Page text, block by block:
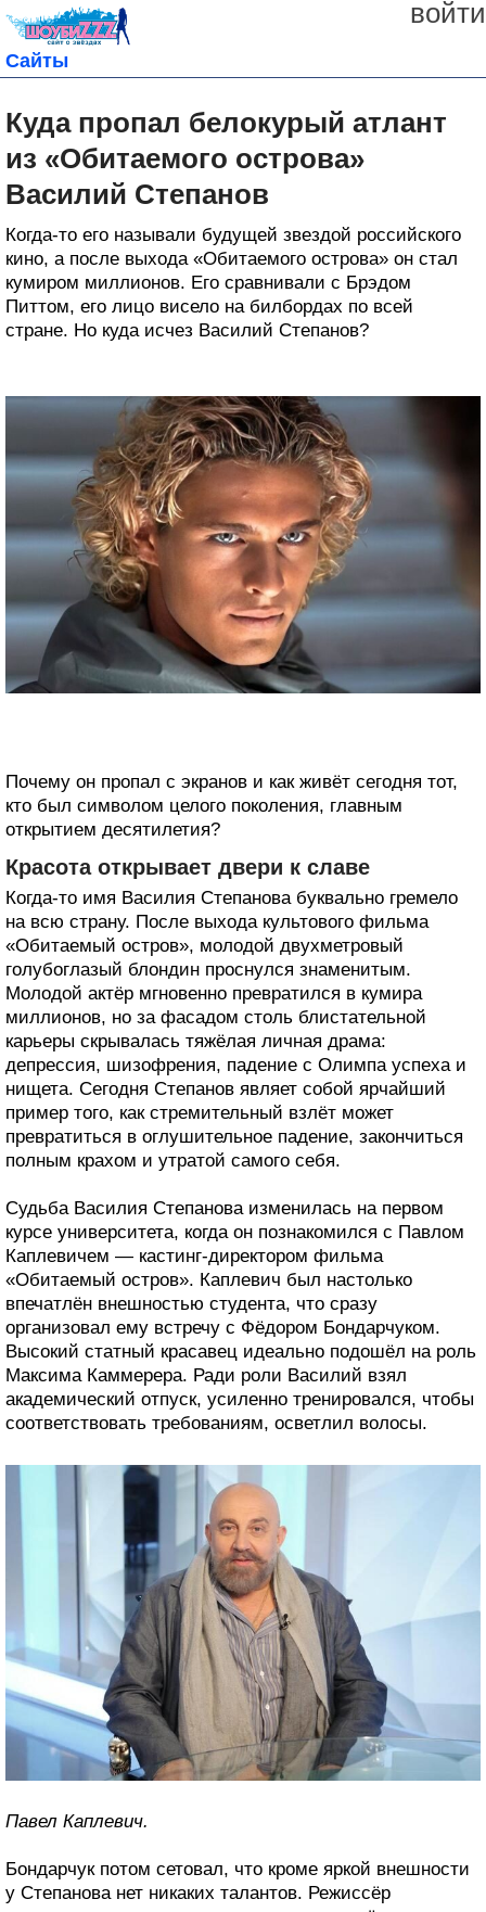
войти
Сайты
Куда пропал белокурый атлант
из «Обитаемого острова»
Василий Степанов
Когда-то его называли будущей звездой российского
кино, а после выхода «Обитаемого острова» он стал
кумиром миллионов. Его сравнивали с Брэдом
Питтом, его лицо висело на билбордах по всей
стране. Но куда исчез Василий Степанов?
Почему он пропал с экранов и как живёт сегодня тот,
кто был символом целого поколения, главным
открытием десятилетия?
Красота открывает двери к славе
Когда-то имя Василия Степанова буквально гремело
на всю страну. После выхода культового фильма
«Обитаемый остров», молодой двухметровый
голубоглазый блондин проснулся знаменитым.
Молодой актёр мгновенно превратился в кумира
миллионов, но за фасадом столь блистательной
карьеры скрывалась тяжёлая личная драма:
депрессия, шизофрения, падение с Олимпа успеха и
нищета. Сегодня Степанов являет собой ярчайший
пример того, как стремительный взлёт может
превратиться в оглушительное падение, закончиться
полным крахом и утратой самого себя.
Судьба Василия Степанова изменилась на первом
курсе университета, когда он познакомился с Павлом
Каплевичем — кастинг-директором фильма
«Обитаемый остров». Каплевич был настолько
впечатлён внешностью студента, что сразу
организовал ему встречу с Фёдором Бондарчуком.
Высокий статный красавец идеально подошёл на роль
Максима Каммерера. Ради роли Василий взял
академический отпуск, усиленно тренировался, чтобы
соответствовать требованиям, осветлил волосы.
Павел Каплевич.
Бондарчук потом сетовал, что кроме яркой внешности
у Степанова нет никаких талантов. Режиссёр